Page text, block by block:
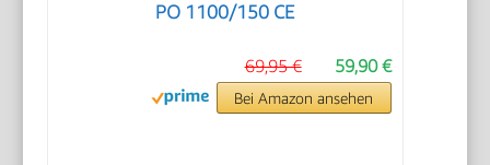
PO 1100/150 CE
59,90 €
69,95 €
Bei Amazon ansehen